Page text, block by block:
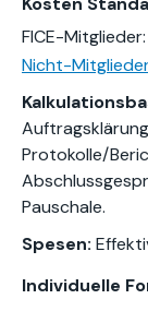
FICE-
Nicht-
Protokolle/
Pauschale.
Spesen:
Individuelle